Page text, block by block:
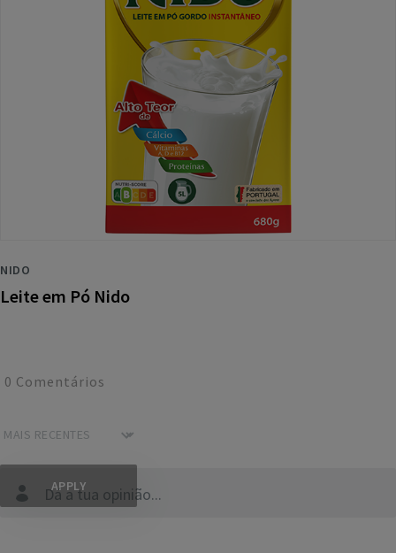
NIDO
Leite em Pó Nido
Dá a tua opinião...
0 Comentários